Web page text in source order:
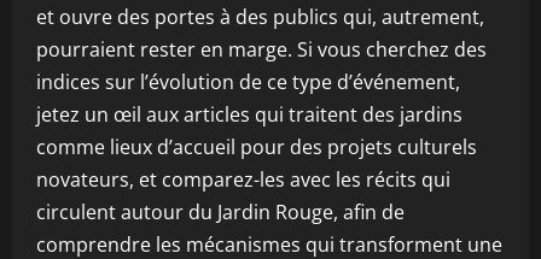
et ouvre des portes à des publics qui, autrement,
pourraient rester en marge. Si vous cherchez des
indices sur l’évolution de ce type d’événement,
jetez un œil aux articles qui traitent des jardins
comme lieux d’accueil pour des projets culturels
novateurs, et comparez-les avec les récits qui
circulent autour du Jardin Rouge, afin de
comprendre les mécanismes qui transforment une